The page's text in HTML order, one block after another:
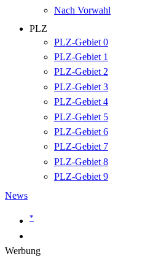
Nach Vorwahl
PLZ
PLZ-Gebiet 0
PLZ-Gebiet 1
PLZ-Gebiet 2
PLZ-Gebiet 3
PLZ-Gebiet 4
PLZ-Gebiet 5
PLZ-Gebiet 6
PLZ-Gebiet 7
PLZ-Gebiet 8
PLZ-Gebiet 9
News
*
Werbung